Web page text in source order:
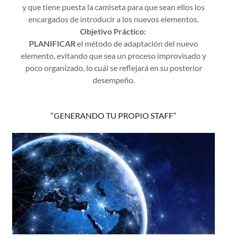
y que tiene puesta la camiseta para que sean ellos los
encargados de introducir a los nuevos elementos.
Objetivo Práctico:
PLANIFICARel método de adaptación del nuevo
elemento, evitando que sea un proceso improvisado y
poco organizado, lo cuál se reflejará en su posterior
desempeño.
“GENERANDO TU PROPIO STAFF”